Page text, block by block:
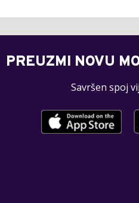
PREUZMI NOVU
Savršen spoj